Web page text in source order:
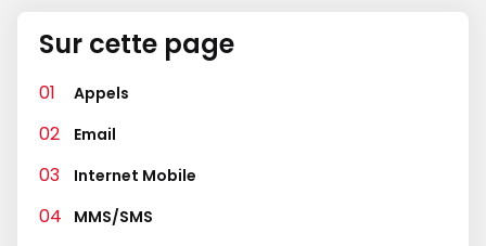
Sur cette page
Appels
Email
Internet Mobile
MMS/SMS